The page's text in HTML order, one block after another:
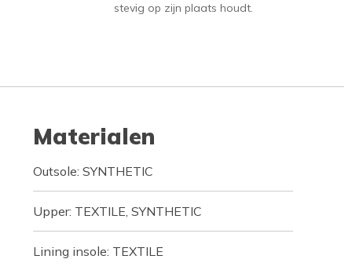
stevig op zijn plaats houdt.
Materialen
Outsole: SYNTHETIC
Upper: TEXTILE, SYNTHETIC
Lining insole: TEXTILE